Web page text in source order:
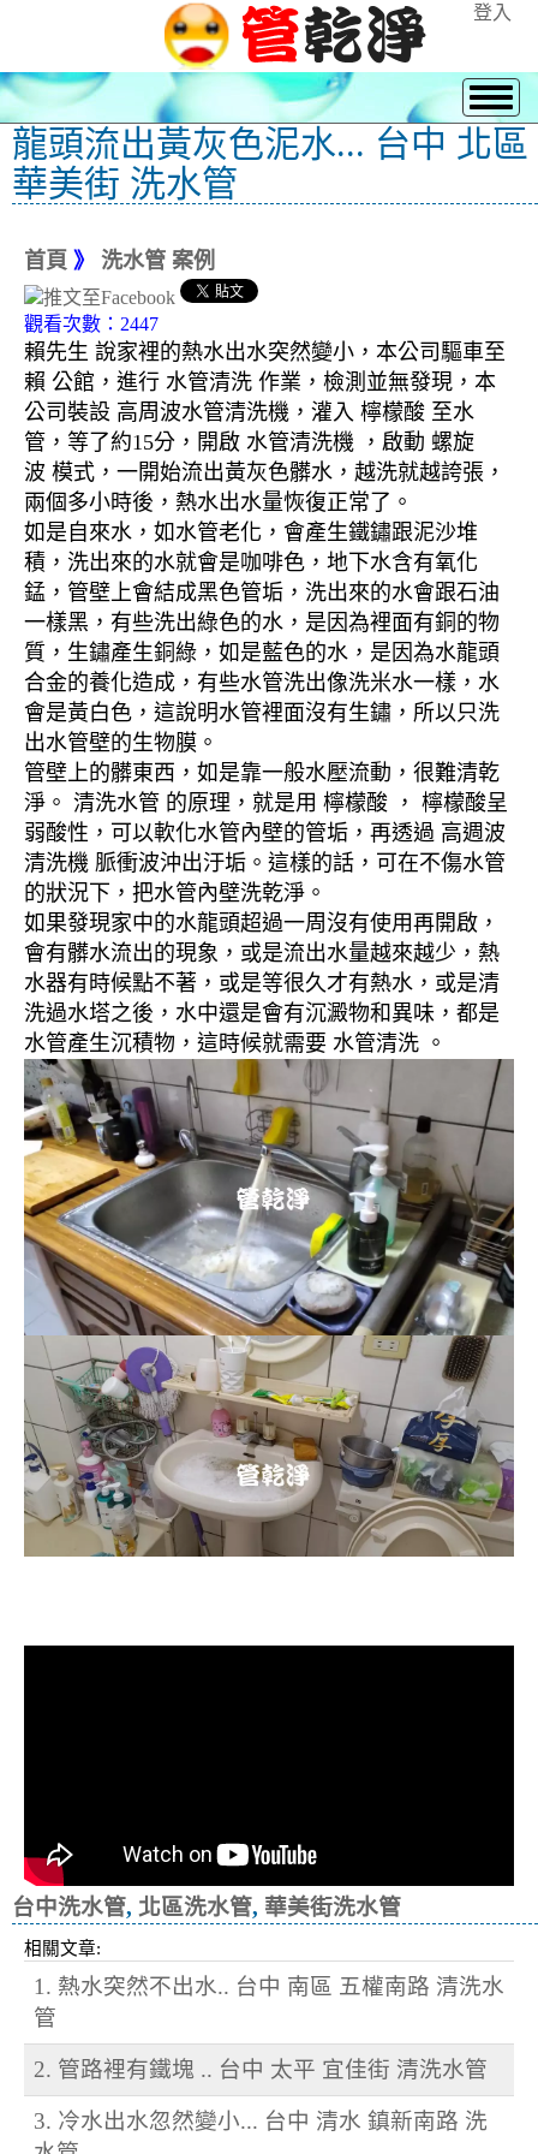
登入
龍頭流出黃灰色泥水... 台中 北區
華美街 洗水管
首頁 》 洗水管 案例
觀看次數：2447
賴先生 說家裡的熱水出水突然變小，本公司驅車至
賴 公館，進行 水管清洗 作業，檢測並無發現，本
公司裝設 高周波水管清洗機，灌入 檸檬酸 至水
管，等了約15分，開啟 水管清洗機 ，啟動 螺旋
波 模式，一開始流出黃灰色髒水，越洗就越誇張，
兩個多小時後，熱水出水量恢復正常了。
如是自來水，如水管老化，會產生鐵鏽跟泥沙堆
積，洗出來的水就會是咖啡色，地下水含有氧化
錳，管壁上會結成黑色管垢，洗出來的水會跟石油
一樣黑，有些洗出綠色的水，是因為裡面有銅的物
質，生鏽產生銅綠，如是藍色的水，是因為水龍頭
合金的養化造成，有些水管洗出像洗米水一樣，水
會是黃白色，這說明水管裡面沒有生鏽，所以只洗
出水管壁的生物膜。
管壁上的髒東西，如是靠一般水壓流動，很難清乾
淨。 清洗水管 的原理，就是用 檸檬酸 ， 檸檬酸呈
弱酸性，可以軟化水管內壁的管垢，再透過 高週波
清洗機 脈衝波沖出汙垢。這樣的話，可在不傷水管
的狀況下，把水管內壁洗乾淨。
如果發現家中的水龍頭超過一周沒有使用再開啟，
會有髒水流出的現象，或是流出水量越來越少，熱
水器有時候點不著，或是等很久才有熱水，或是清
洗過水塔之後，水中還是會有沉澱物和異味，都是
水管產生沉積物，這時候就需要 水管清洗 。
台中洗水管, 北區洗水管, 華美街洗水管
相關文章:
1. 熱水突然不出水.. 台中 南區 五權南路 清洗水
管
2. 管路裡有鐵塊 .. 台中 太平 宜佳街 清洗水管
3. 冷水出水忽然變小... 台中 清水 鎮新南路 洗